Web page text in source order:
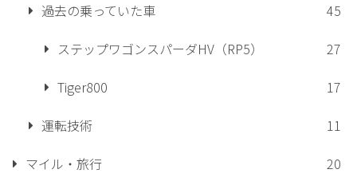
過去の乗っていた車
45
ステップワゴンスパーダHV（RP5）
27
Tiger800
17
運転技術
11
マイル・旅行
20